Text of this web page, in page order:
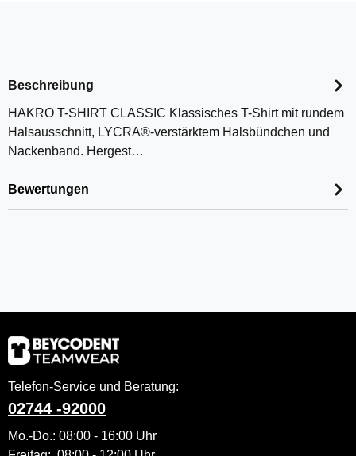
Beschreibung
HAKRO T-SHIRT CLASSIC Klassisches T-Shirt mit rundem
Halsausschnitt, LYCRA®-verstärktem Halsbündchen und
Nackenband. Hergest…
Bewertungen
Telefon-Service und Beratung:
02744 -92000
Mo.-Do.: 08:00 - 16:00 Uhr